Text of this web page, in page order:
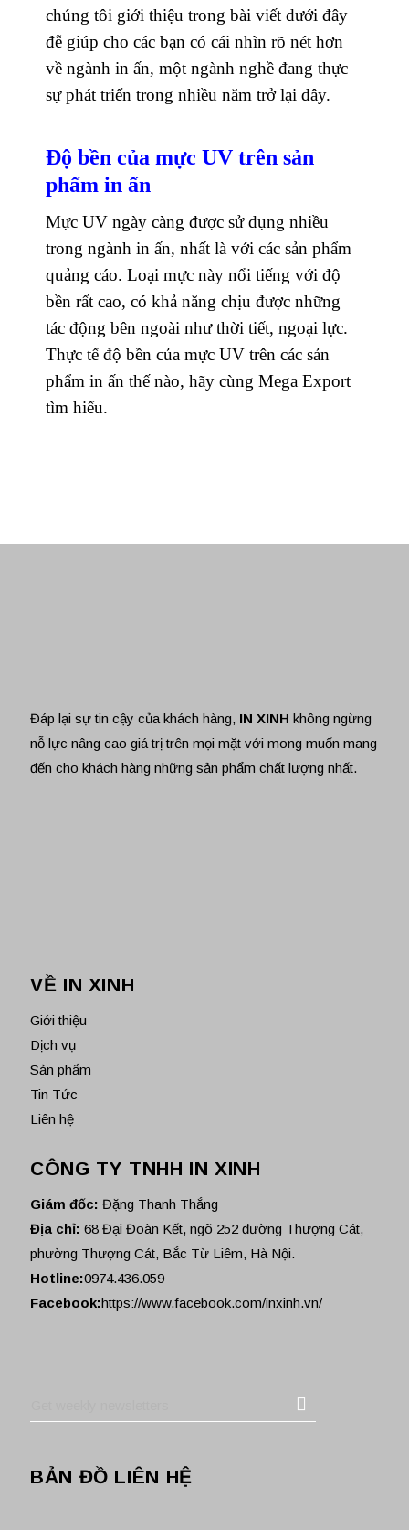
chúng tôi giới thiệu trong bài viết dưới đây
đễ giúp cho các bạn có cái nhìn rõ nét hơn
về ngành in ấn, một ngành nghề đang thực
sự phát triển trong nhiều năm trở lại đây.
Độ bền của mực UV trên sản
phẩm in ấn
Mực UV ngày càng được sử dụng nhiều
trong ngành in ấn, nhất là với các sản phẩm
quảng cáo. Loại mực này nổi tiếng với độ
bền rất cao, có khả năng chịu được những
tác động bên ngoài như thời tiết, ngoại lực.
Thực tế độ bền của mực UV trên các sản
phẩm in ấn thế nào, hãy cùng Mega Export
tìm hiểu.
Đáp lại sự tin cậy của khách hàng, IN XINH không ngừng
nỗ lực nâng cao giá trị trên mọi mặt với mong muốn mang
đến cho khách hàng những sản phẩm chất lượng nhất.
VỀ IN XINH
Giới thiệu
Dịch vụ
Sản phẩm
Tin Tức
Liên hệ
CÔNG TY TNHH IN XINH
Giám đốc: Đặng Thanh Thắng
Địa chỉ: 68 Đại Đoàn Kết, ngõ 252 đường Thượng Cát,
phường Thượng Cát, Bắc Từ Liêm, Hà Nội.
Hotline:0974.436.059
Facebook:https://www.facebook.com/inxinh.vn/
BẢN ĐỒ LIÊN HỆ